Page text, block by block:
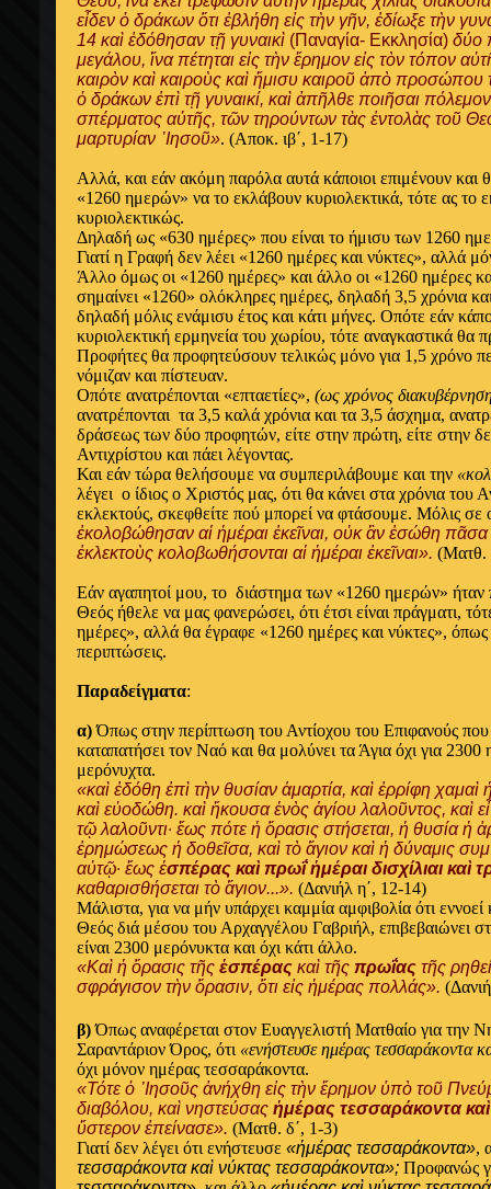
εἶδεν ὁ δράκων ὅτι ἐβλήθη εἰς τὴν γῆν, ἐδίωξε τὴν
14 καὶ ἐδόθησαν τῇ γυναικὶ (Παναγία- Εκκλησία) δύο
μεγάλου, ἵνα πέτηται εἰς τὴν ἔρημον εἰς τὸν τόπον
καιρὸν καὶ καιροὺς καὶ ἥμισυ καιροῦ ἀπὸ
ὁ δράκων ἐπὶ τῇ γυναικί, καὶ ἀπῆλθε ποιῆσαι
σπέρματος αὐτῆς, τῶν τηρούντων τὰς ἐντολὰς τοῦ
μαρτυρίαν ᾿Ιησοῦ». (Αποκ. ιβ΄, 1-17)
Αλλά, και εάν ακόμη παρόλα αυτά κάποιοι επιμένουν και
«1260 ημερών» να το εκλάβουν κυριολεκτικά, τότε ας το
κυριολεκτικώς.
Δηλαδή ως «630 ημέρες» που είναι το ήμισυ των 1260
Γιατί η Γραφή δεν λέει «1260 ημέρες και νύκτες», αλλά
Άλλο όμως οι «1260 ημέρες» και άλλο οι «1260 ημέρες
σημαίνει «1260» ολόκληρες ημέρες, δηλαδή 3,5 χρόνια
δηλαδή μόλις ενάμισυ έτος και κάτι μήνες. Οπότε εάν
κυριολεκτική ερμηνεία του χωρίου, τότε αναγκαστικά θα
Προφήτες θα προφητεύσουν τελικώς μόνο για 1,5 χρόνο
νόμιζαν και πίστευαν.
Οπότε ανατρέπονται «επταετίες», (ως χρόνος
ανατρέπονται τα 3,5 καλά χρόνια και τα 3,5 άσχημα,
δράσεως των δύο προφητών, είτε στην πρώτη, είτε στην
Αντιχρίστου και πάει λέγοντας.
Και εάν τώρα θελήσουμε να συμπεριλάβουμε και την
λέγει ο ίδιος ο Χριστός μας, ότι θα κάνει στα χρόνια του
εκλεκτούς, σκεφθείτε πού μπορεί να φτάσουμε. Μόλις σε
ἐκολοβώθησαν αἱ ἡμέραι ἐκεῖναι, οὐκ ἂν ἐσώθη πᾶσα
ἐκλεκτοὺς κολοβωθήσονται αἱ ἡμέραι ἐκεῖναι». (Ματθ.
Εάν αγαπητοί μου, το διάστημα των «1260 ημερών» ήταν
Θεός ήθελε να μας φανερώσει, ότι έτσι είναι πράγματι,
ημέρες», αλλά θα έγραφε «1260 ημέρες και νύκτες»,
περιπτώσεις.
Παραδείγματα:
α)Όπως στην περίπτωση του Αντίοχου του Επιφανούς που
καταπατήσει τον Ναό και θα μολύνει τα Άγια όχι για 2300
μερόνυχτα.
«καὶ ἐδόθη ἐπὶ τὴν θυσίαν ἁμαρτία, καὶ ἐρρίφη χαμαὶ
καὶ εὐοδώθη. καὶ ἤκουσα ἑνὸς ἁγίου λαλοῦντος, καὶ
τῷ λαλοῦντι· ἕως πότε ἡ ὅρασις στήσεται, ἡ θυσία ἡ
ἐρημώσεως ἡ δοθεῖσα, καὶ τὸ ἅγιον καὶ ἡ δύναμις
αὐτῷ· ἕως ἑσπέρας καὶ πρωΐ ἡμέραι δισχίλιαι καὶ
καθαρισθήσεται τὸ ἅγιον...». (Δανιήλ η΄, 12-14)
Μάλιστα, για να μήν υπάρχει καμμία αμφιβολία ότι εννοεί
Θεός διά μέσου του Αρχαγγέλου Γαβριήλ, επιβεβαιώνει
είναι 2300 μερόνυκτα και όχι κάτι άλλο.
«Καὶ ἡ ὅρασις τῆς ἑσπέρας καὶ τῆς πρωΐας τῆς
σφράγισον τὴν ὅρασιν, ὅτι εἰς ἡμέρας πολλάς».
β)Όπως αναφέρεται στον Ευαγγελιστή Ματθαίο για την
Σαραντάριον Όρος, ότι «ενήστευσε ημέρας τεσσαράκοντα
όχι μόνον ημέρας τεσσαράκοντα.
«Τότε ὁ ᾿Ιησοῦς ἀνήχθη εἰς τὴν ἔρημον ὑπὸ τοῦ
διαβόλου, καὶ νηστεύσας ἡμέρας τεσσαράκοντα
ὕστερον ἐπείνασε». (Ματθ. δ΄, 1-3)
Γιατί δεν λέγει ότι ενήστευσε «ἡμέρας τεσσαράκοντα»,
τεσσαράκοντα καὶ νύκτας τεσσαράκοντα»; Προφανώς